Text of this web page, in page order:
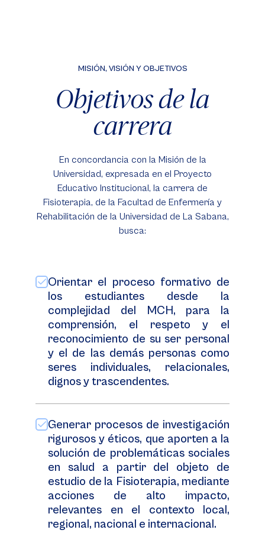
MISIÓN, VISIÓN Y OBJETIVOS
Objetivos de la
carrera
En concordancia con la Misión de la
Universidad, expresada en el Proyecto
Educativo Institucional, la carrera de
Fisioterapia, de la Facultad de Enfermería y
Rehabilitación de la Universidad de La Sabana,
busca:
Orientar el proceso formativo de
los estudiantes desde la
complejidad del MCH, para la
comprensión, el respeto y el
reconocimiento de su ser personal
y el de las demás personas como
seres individuales, relacionales,
dignos y trascendentes.
Generar procesos de investigación
rigurosos y éticos, que aporten a la
solución de problemáticas sociales
en salud a partir del objeto de
estudio de la Fisioterapia, mediante
acciones de alto impacto,
relevantes en el contexto local,
regional, nacional e internacional.